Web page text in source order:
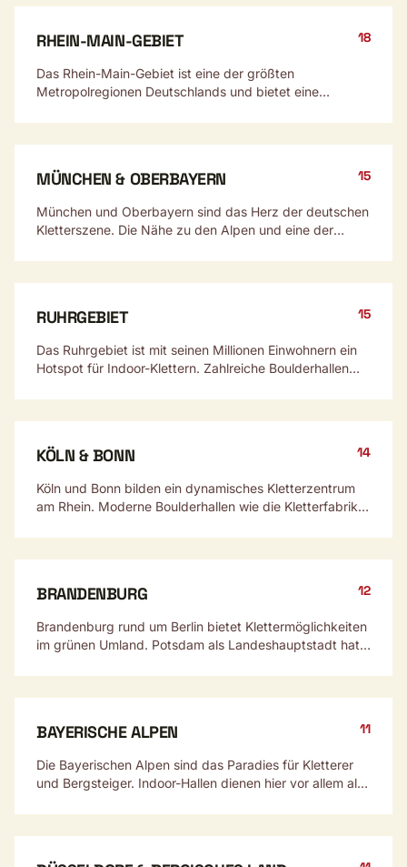
RHEIN-MAIN-GEBIET 18
Das Rhein-Main-Gebiet ist eine der größten
Metropolregionen Deutschlands und bietet eine
Von modernen Boulderhallen in Frankfurt bis zu
traditionsreichen DAV-Kletterzentren – hier findet jeder
MÜNCHEN & OBERBAYERN 15
München und Oberbayern sind das Herz der deutschen
Kletterszene. Die Nähe zu den Alpen und eine der
die Region zum Mekka für Kletterer.
RUHRGEBIET 15
Das Ruhrgebiet ist mit seinen Millionen Einwohnern ein
Hotspot für Indoor-Klettern. Zahlreiche Boulderhallen
KÖLN & BONN 14
Köln und Bonn bilden ein dynamisches Kletterzentrum
am Rhein. Moderne Boulderhallen wie die Kletterfabrik
BRANDENBURG 12
Brandenburg rund um Berlin bietet Klettermöglichkeiten
im grünen Umland. Potsdam als Landeshauptstadt hat
Brandenburger Hallen.
BAYERISCHE ALPEN 11
Die Bayerischen Alpen sind das Paradies für Kletterer
und Bergsteiger. Indoor-Hallen dienen hier vor allem als